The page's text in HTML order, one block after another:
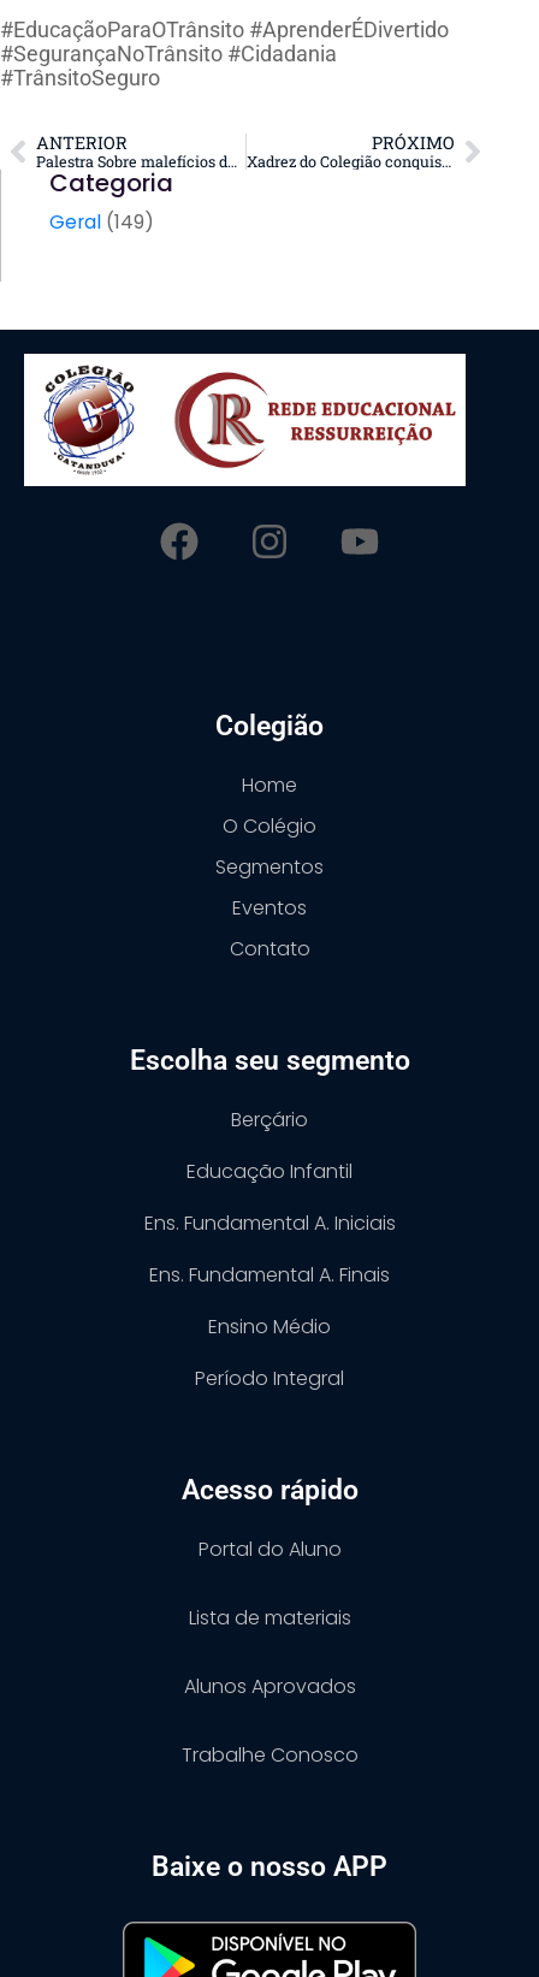
#EducaçãoParaOTrânsito #AprenderÉDivertido
#SegurançaNoTrânsito #Cidadania
#TrânsitoSeguro
ANTERIOR
Palestra Sobre malefícios do Vape!
PRÓXIMO
Xadrez do Colegião conquista 6 troféus em Tabapuã-SP!
Categoria
Geral (149)
Colegião
Home
O Colégio
Segmentos
Eventos
Contato
Escolha seu segmento
Berçário
Educação Infantil
Ens. Fundamental A. Iniciais
Ens. Fundamental A. Finais
Ensino Médio
Período Integral
Acesso rápido
Portal do Aluno
Lista de materiais
Alunos Aprovados
Trabalhe Conosco
Baixe o nosso APP